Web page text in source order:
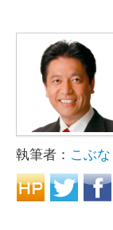
執筆者： こぶ